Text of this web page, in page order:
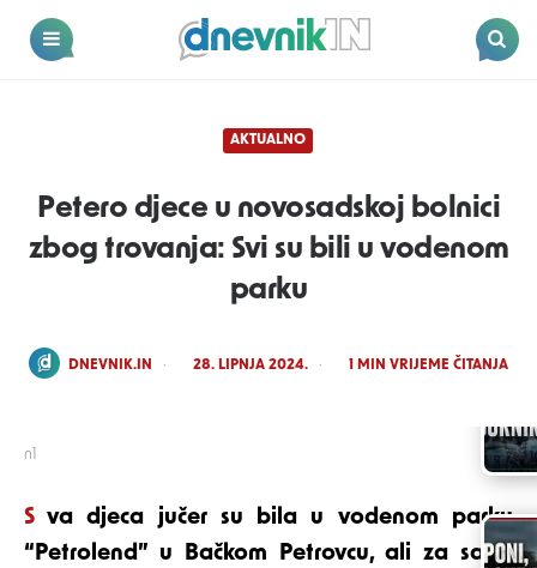
Dnevnik.in
n1
AKTUALNO
Petero djece u novosadskoj bolnici
zbog trovanja: Svi su bili u vodenom
parku
POSTED
DNEVNIK.IN 28. LIPNJA 2024. 1 MIN VRIJEME ČITANJA
Sva djeca jučer su bila u vodenom parku
“Petrolend” u Bačkom Petrovcu, ali za sada